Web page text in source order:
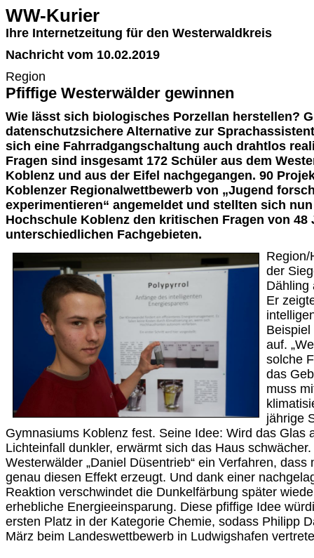
WW-Kurier
Ihre Internetzeitung für den Westerwaldkreis
Nachricht vom 10.02.2019
Region
Pfiffige Westerwälder gewinnen
Wie lässt sich biologisches Porzellan herstellen?
datenschutzsichere Alternative zur
sich eine Fahrradgangschaltung auch drahtlos
Fragen sind insgesamt 172 Schüler aus dem
Koblenz und aus der Eifel nachgegangen. 90
Koblenzer Regionalwettbewerb von „Jugend
experimentieren“ angemeldet und stellten sich
Hochschule Koblenz den kritischen Fragen von 48
unterschiedlichen Fachgebieten.
Region/
der
Dähling
Er
auf.
solche
das
muss
jährige
Gymnasiums Koblenz fest. Seine Idee: Wird das Glas
Lichteinfall dunkler, erwärmt sich das Haus
Westerwälder „Daniel Düsentrieb“ ein Verfahren,
genau diesen Effekt erzeugt. Und dank einer
Reaktion verschwindet die Dunkelfärbung später
erhebliche Energieeinsparung. Diese pfiffige Idee
ersten Platz in der Kategorie Chemie, sodass Philipp
März beim Landeswettbewerb in Ludwigshafen